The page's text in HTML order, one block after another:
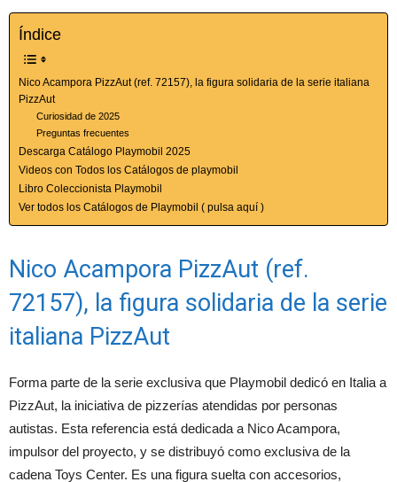
Índice
Nico Acampora PizzAut (ref. 72157), la figura solidaria de la serie italiana
PizzAut
Curiosidad de 2025
Preguntas frecuentes
Descarga Catálogo Playmobil 2025
Videos con Todos los Catálogos de playmobil
Libro Coleccionista Playmobil
Ver todos los Catálogos de Playmobil ( pulsa aquí )
Nico Acampora PizzAut (ref.
72157), la figura solidaria de la serie
italiana PizzAut
Forma parte de la serie exclusiva que Playmobil dedicó en Italia a
PizzAut, la iniciativa de pizzerías atendidas por personas
autistas. Esta referencia está dedicada a Nico Acampora,
impulsor del proyecto, y se distribuyó como exclusiva de la
cadena Toys Center. Es una figura suelta con accesorios,